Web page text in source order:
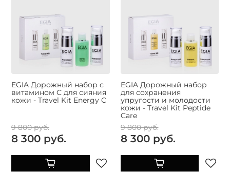
EGIA Дорожный набор с
витамином С для сияния
кожи - Travel Kit Energy C
9 800 руб.
8 300 руб.
EGIA Дорожный набор
для сохранения
упругости и молодости
кожи - Travel Kit Peptide
Care
9 800 руб.
8 300 руб.